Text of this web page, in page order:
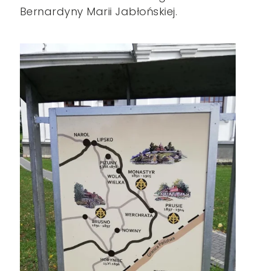
Bernardyny Marii Jabłońskiej.